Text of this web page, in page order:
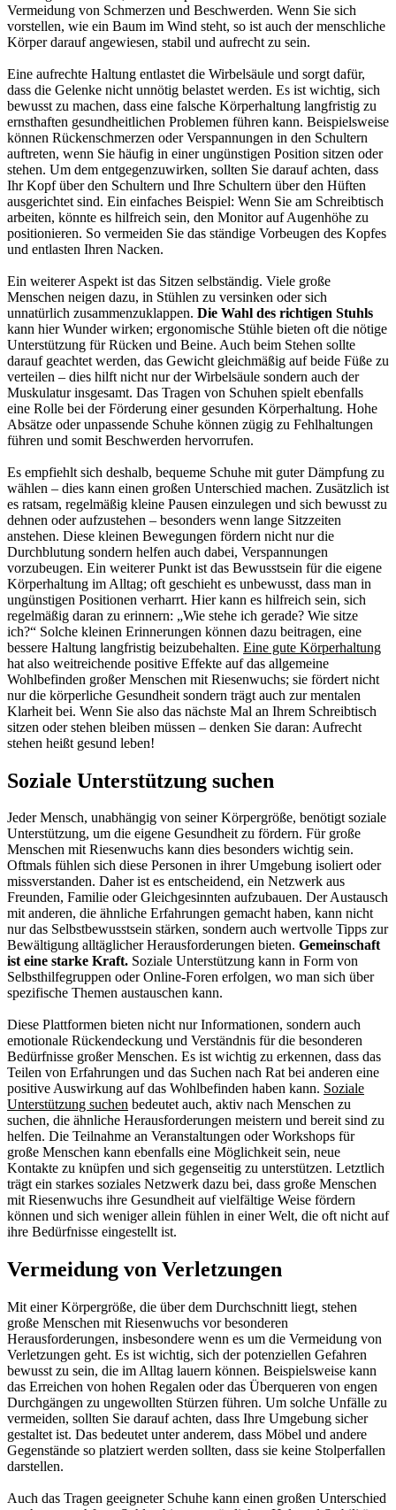
Vermeidung von Schmerzen und Beschwerden. Wenn Sie sich
vorstellen, wie ein Baum im Wind steht, so ist auch der menschliche
Körper darauf angewiesen, stabil und aufrecht zu sein.
Eine aufrechte Haltung entlastet die Wirbelsäule und sorgt dafür,
dass die Gelenke nicht unnötig belastet werden. Es ist wichtig, sich
bewusst zu machen, dass eine falsche Körperhaltung langfristig zu
ernsthaften gesundheitlichen Problemen führen kann. Beispielsweise
können Rückenschmerzen oder Verspannungen in den Schultern
auftreten, wenn Sie häufig in einer ungünstigen Position sitzen oder
stehen. Um dem entgegenzuwirken, sollten Sie darauf achten, dass
Ihr Kopf über den Schultern und Ihre Schultern über den Hüften
ausgerichtet sind. Ein einfaches Beispiel: Wenn Sie am Schreibtisch
arbeiten, könnte es hilfreich sein, den Monitor auf Augenhöhe zu
positionieren. So vermeiden Sie das ständige Vorbeugen des Kopfes
und entlasten Ihren Nacken.
Ein weiterer Aspekt ist das Sitzen selbständig. Viele große
Menschen neigen dazu, in Stühlen zu versinken oder sich
unnatürlich zusammenzuklappen. Die Wahl des richtigen Stuhls
kann hier Wunder wirken; ergonomische Stühle bieten oft die nötige
Unterstützung für Rücken und Beine. Auch beim Stehen sollte
darauf geachtet werden, das Gewicht gleichmäßig auf beide Füße zu
verteilen – dies hilft nicht nur der Wirbelsäule sondern auch der
Muskulatur insgesamt. Das Tragen von Schuhen spielt ebenfalls
eine Rolle bei der Förderung einer gesunden Körperhaltung. Hohe
Absätze oder unpassende Schuhe können zügig zu Fehlhaltungen
führen und somit Beschwerden hervorrufen.
Es empfiehlt sich deshalb, bequeme Schuhe mit guter Dämpfung zu
wählen – dies kann einen großen Unterschied machen. Zusätzlich ist
es ratsam, regelmäßig kleine Pausen einzulegen und sich bewusst zu
dehnen oder aufzustehen – besonders wenn lange Sitzzeiten
anstehen. Diese kleinen Bewegungen fördern nicht nur die
Durchblutung sondern helfen auch dabei, Verspannungen
vorzubeugen. Ein weiterer Punkt ist das Bewusstsein für die eigene
Körperhaltung im Alltag; oft geschieht es unbewusst, dass man in
ungünstigen Positionen verharrt. Hier kann es hilfreich sein, sich
regelmäßig daran zu erinnern: „Wie stehe ich gerade? Wie sitze
ich?“ Solche kleinen Erinnerungen können dazu beitragen, eine
bessere Haltung langfristig beizubehalten. Eine gute Körperhaltung
hat also weitreichende positive Effekte auf das allgemeine
Wohlbefinden großer Menschen mit Riesenwuchs; sie fördert nicht
nur die körperliche Gesundheit sondern trägt auch zur mentalen
Klarheit bei. Wenn Sie also das nächste Mal an Ihrem Schreibtisch
sitzen oder stehen bleiben müssen – denken Sie daran: Aufrecht
stehen heißt gesund leben!
Soziale Unterstützung suchen
Jeder Mensch, unabhängig von seiner Körpergröße, benötigt soziale
Unterstützung, um die eigene Gesundheit zu fördern. Für große
Menschen mit Riesenwuchs kann dies besonders wichtig sein.
Oftmals fühlen sich diese Personen in ihrer Umgebung isoliert oder
missverstanden. Daher ist es entscheidend, ein Netzwerk aus
Freunden, Familie oder Gleichgesinnten aufzubauen. Der Austausch
mit anderen, die ähnliche Erfahrungen gemacht haben, kann nicht
nur das Selbstbewusstsein stärken, sondern auch wertvolle Tipps zur
Bewältigung alltäglicher Herausforderungen bieten. Gemeinschaft
ist eine starke Kraft. Soziale Unterstützung kann in Form von
Selbsthilfegruppen oder Online-Foren erfolgen, wo man sich über
spezifische Themen austauschen kann.
Diese Plattformen bieten nicht nur Informationen, sondern auch
emotionale Rückendeckung und Verständnis für die besonderen
Bedürfnisse großer Menschen. Es ist wichtig zu erkennen, dass das
Teilen von Erfahrungen und das Suchen nach Rat bei anderen eine
positive Auswirkung auf das Wohlbefinden haben kann. Soziale
Unterstützung suchen bedeutet auch, aktiv nach Menschen zu
suchen, die ähnliche Herausforderungen meistern und bereit sind zu
helfen. Die Teilnahme an Veranstaltungen oder Workshops für
große Menschen kann ebenfalls eine Möglichkeit sein, neue
Kontakte zu knüpfen und sich gegenseitig zu unterstützen. Letztlich
trägt ein starkes soziales Netzwerk dazu bei, dass große Menschen
mit Riesenwuchs ihre Gesundheit auf vielfältige Weise fördern
können und sich weniger allein fühlen in einer Welt, die oft nicht auf
ihre Bedürfnisse eingestellt ist.
Vermeidung von Verletzungen
Mit einer Körpergröße, die über dem Durchschnitt liegt, stehen
große Menschen mit Riesenwuchs vor besonderen
Herausforderungen, insbesondere wenn es um die Vermeidung von
Verletzungen geht. Es ist wichtig, sich der potenziellen Gefahren
bewusst zu sein, die im Alltag lauern können. Beispielsweise kann
das Erreichen von hohen Regalen oder das Überqueren von engen
Durchgängen zu ungewollten Stürzen führen. Um solche Unfälle zu
vermeiden, sollten Sie darauf achten, dass Ihre Umgebung sicher
gestaltet ist. Das bedeutet unter anderem, dass Möbel und andere
Gegenstände so platziert werden sollten, dass sie keine Stolperfallen
darstellen.
Auch das Tragen geeigneter Schuhe kann einen großen Unterschied